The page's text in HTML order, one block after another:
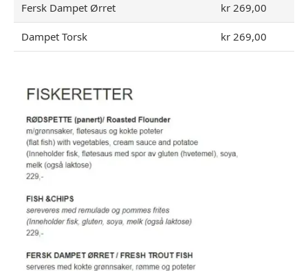
Fersk Dampet Ørret kr 269,00
Dampet Torsk kr 269,00